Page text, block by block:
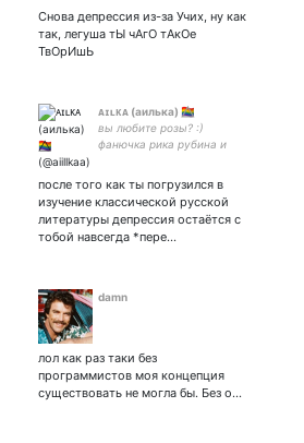
Снова депрессия из-за Учих, ну как
так, легуша тЫ чАгО тАкОе
ТвОрИшЬ
ᴀɪʟᴋᴀ (аилька) 🏳️‍🌈⃤
вы любите розы? :)
фанючка рика рубина и
котлета
после того как ты погрузился в
изучение классической русской
литературы депрессия остаётся с
тобой навсегда *пере…
damn
лол как раз таки без
программистов моя концепция
существовать не могла бы. Без о…